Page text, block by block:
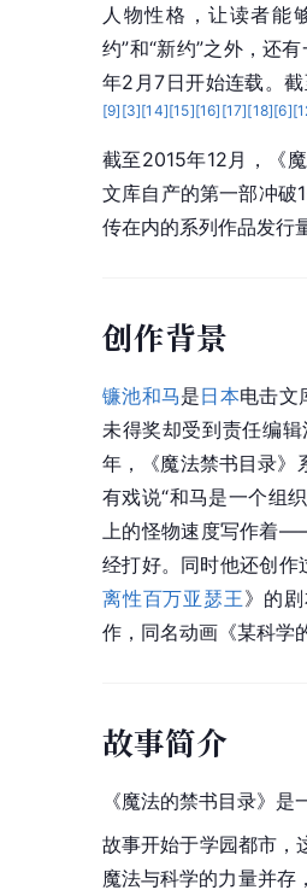
人物性格，让读者能
约”和“新约”之外，还
年2月7日开始连载。
[9] [3][14][15][16] [17][18][6][
截至2015年12月，《
文库自产的第一部冲破
传在内的系列作品发行
创作背景
镰池和马是日本电击文
未得奖却受到责任编
年，《魔法禁书目录》
有戏说“和马是一个组
上的怪物速度写作着
经打好。同时他还创
离性百万亚瑟王》的
作，同名动画《某科学
故事简介
《魔法的禁书目录》
故事开始于学园都市，
魔法与科学的力量并存